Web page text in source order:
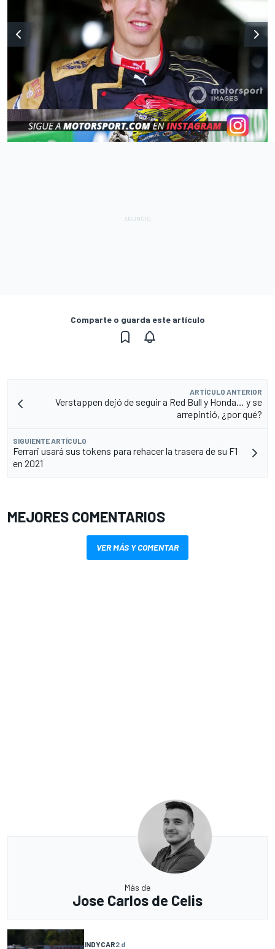
Comparte o guarda este artículo
ARTÍCULO ANTERIOR
Verstappen dejó de seguir a Red Bull y Honda… y se
arrepintió, ¿por qué?
SIGUIENTE ARTÍCULO
Ferrari usará sus tokens para rehacer la trasera de su F1
en 2021
MEJORES COMENTARIOS
VER MÁS Y COMENTAR
Más de
Jose Carlos de Celis
INDYCAR2 d